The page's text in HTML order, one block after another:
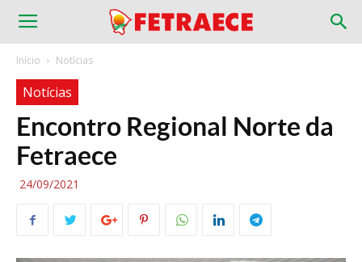
Início Notícias
Notícias
Encontro Regional Norte da
Fetraece
24/09/2021